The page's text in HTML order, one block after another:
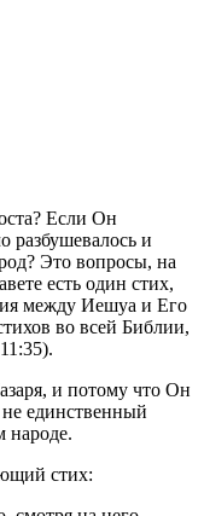
Если Он
разбушевалось и
Это вопросы, на
есть один стих,
между Иешуа и Его
во всей Библии,
и потому что Он
единственный
народе.
стих: